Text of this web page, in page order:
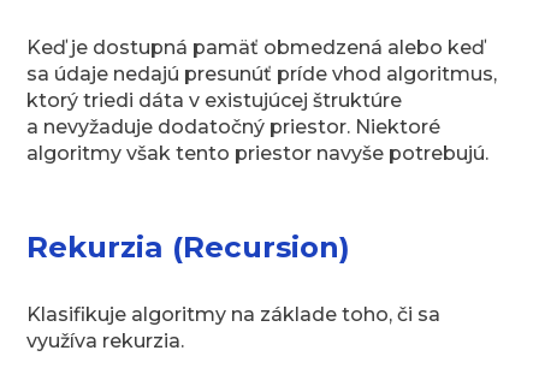
Keď je dostupná pamäť obmedzená alebo keď
sa údaje nedajú presunúť príde vhod algoritmus,
ktorý triedi dáta v existujúcej štruktúre
a nevyžaduje dodatočný priestor. Niektoré
algoritmy však tento priestor navyše potrebujú.
Rekurzia (Recursion)
Klasifikuje algoritmy na základe toho, či sa
využíva rekurzia.